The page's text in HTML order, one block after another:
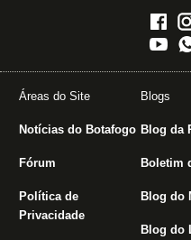
Áreas do Site
Notícias do Botafogo
Fórum
Política de
Privacidade
Blogs
Blog da
Boletim
Blog do
Blog do